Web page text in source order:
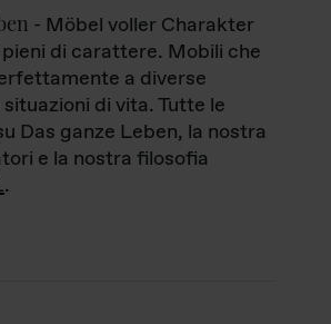
- Möbel voller Charakter
di carattere. Mobili che
a diverse
di vita. Tutte le
Das ganze Leben, la nostra
e la nostra filosofia
.